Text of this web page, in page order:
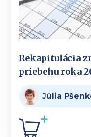
Rekapitulácia
priebehu roka
Júlia